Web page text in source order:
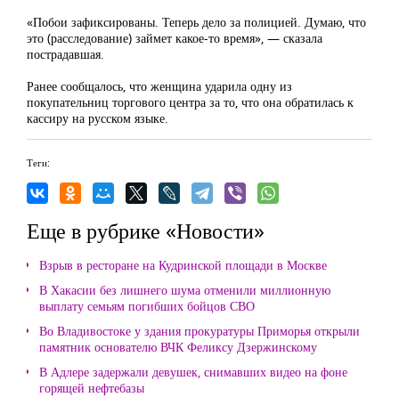
«Побои зафиксированы. Теперь дело за полицией. Думаю, что
это (расследование) займет какое-то время», — сказала
пострадавшая.
Ранее сообщалось, что женщина ударила одну из
покупательниц торгового центра за то, что она обратилась к
кассиру на русском языке.
Теги:
Еще в рубрике «Новости»
Взрыв в ресторане на Кудринской площади в Москве
В Хакасии без лишнего шума отменили миллионную
выплату семьям погибших бойцов СВО
Во Владивостоке у здания прокуратуры Приморья открыли
памятник основателю ВЧК Феликсу Дзержинскому
В Адлере задержали девушек, снимавших видео на фоне
горящей нефтебазы